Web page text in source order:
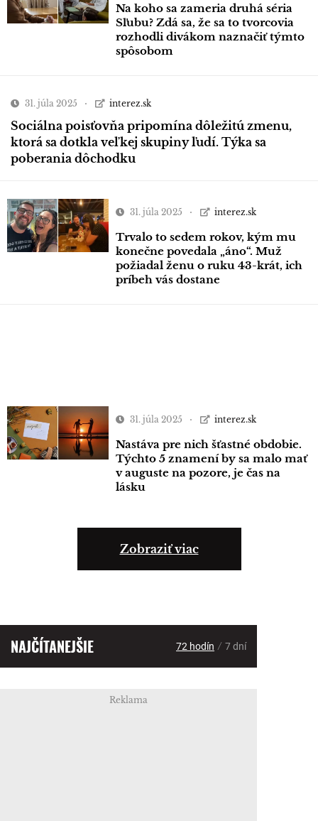
Na koho sa zameria druhá séria
Sľubu? Zdá sa, že sa to tvorcovia
rozhodli divákom naznačiť týmto
spôsobom
31. júla 2025 interez.sk
Sociálna poisťovňa pripomína dôležitú zmenu,
ktorá sa dotkla veľkej skupiny ľudí. Týka sa
poberania dôchodku
31. júla 2025 interez.sk
Trvalo to sedem rokov, kým mu
konečne povedala „áno“. Muž
požiadal ženu o ruku 43-krát, ich
príbeh vás dostane
31. júla 2025 interez.sk
Nastáva pre nich šťastné obdobie.
Týchto 5 znamení by sa malo mať
v auguste na pozore, je čas na
lásku
Zobraziť viac
NAJČÍTANEJŠIE 72 hodín / 7 dní
Reklama